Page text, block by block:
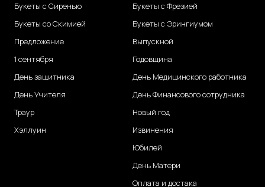
Букеты с Сиренью
Букеты со Скимией
Предложение
1 сентября
День защитника
День Учителя
Траур
Хэллуин
Букеты с Фрезией
Букеты с Эрингиумом
Выпускной
Годовщина
День Медицинского работника
День Финансового сотрудника
Новый год
Извинения
Юбилей
День Матери
Оплата и достака